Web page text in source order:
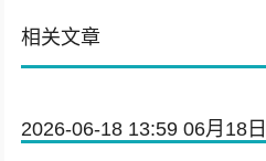
相关文章
2026-06-18 13:59 06月18